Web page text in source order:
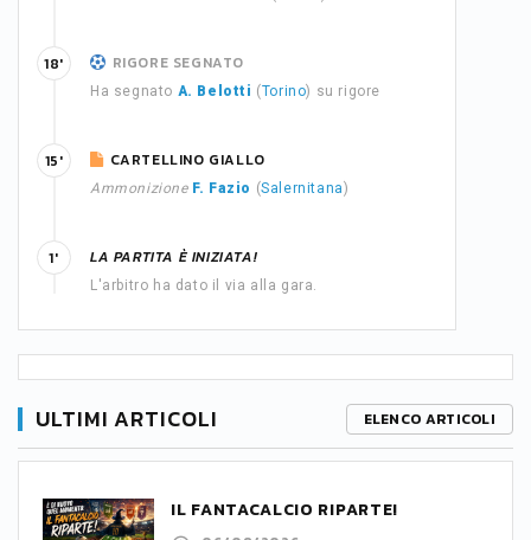
RIGORE SEGNATO
Ha segnato A. Belotti (Torino) su rigore
18'
CARTELLINO GIALLO
Ammonizione F. Fazio (Salernitana)
15'
LA PARTITA È INIZIATA!
L'arbitro ha dato il via alla gara.
1'
ULTIMI ARTICOLI ELENCO ARTICOLI
IL FANTACALCIO RIPARTE!